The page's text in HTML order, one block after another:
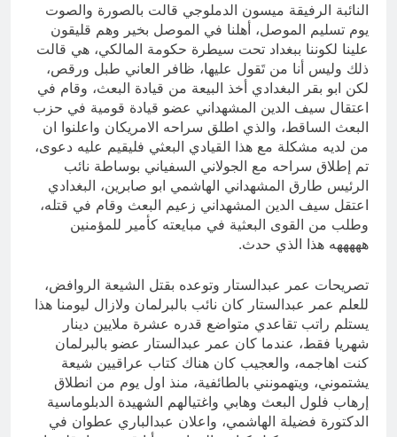
النائبة الرفيقة ميسون الدملوجي قالت بالصورة والصوت
يوم تسليم الموصل، أهلنا في الموصل بخير وهم قليقون
علينا لكوننا ببغداد تحت سيطرة حكومة المالكي، هي قالت
ذلك وليس أنا من تَقول عليها، ظافر العاني طبل ورقص،
لكن ابو بقر البغدادي أخذ البيعة من قيادة البعث، وقام في
اعتقال سيف الدين المشهداني عضو قيادة قومية في حزب
البعث الساقط، والذي اطلق سراحه الامريكان واعلنوا ان
من لديه مشكلة مع هذا القيادي البعثي فليقيم عليه دعوى،
تم إطلاق سراحه مع الجولاني السفياني بوساطة نائب
الرئيس طارق المشهداني الهاشمي ابو صابرين، البغدادي
اعتقل سيف الدين المشهداني زعيم البعث وقام في قتله،
وطلب من القوى البعثية في مبايعته كأمير للمؤمنين
هههههه هذا الذي حدث.
تصريحات عمر عبدالستار وتوعده بقتل الشيعة الروافض،
للعلم عمر عبدالستار كان نائب بالبرلمان ولازال ليومنا هذا
يستلم راتب تقاعدي متواضع قدره عشرة ملايين دينار
شهريا فقط، عندما كان عمر عبدالستار عضو بالبرلمان
كنت اهاجمه، والعجيب كان هناك كتاب عراقيين شيعة
يشتموني، ويتهمونني بالطائفية، منذ اول يوم من انطلاق
إرهاب فلول البعث وهابي واغتيالهم الشهيدة الدبلوماسية
الدكتورة فضيلة الهاشمي، واعلان عبدالباري عطوان في